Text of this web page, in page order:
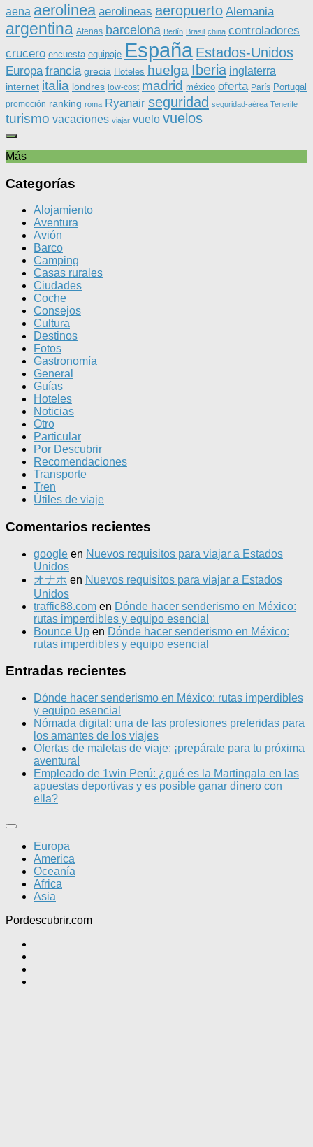
aena aerolinea aerolineas aeropuerto Alemania
argentina Atenas barcelona Berlín Brasil china controladores
crucero encuesta equipaje España Estados-Unidos
Europa francia grecia Hoteles huelga Iberia inglaterra
internet italia londres low-cost madrid méxico oferta París Portugal
promoción ranking roma Ryanair seguridad seguridad-aérea Tenerife
turismo vacaciones viajar vuelo vuelos
Más
Categorías
Alojamiento
Aventura
Avión
Barco
Camping
Casas rurales
Ciudades
Coche
Consejos
Cultura
Destinos
Fotos
Gastronomía
General
Guías
Hoteles
Noticias
Otro
Particular
Por Descubrir
Recomendaciones
Transporte
Tren
Útiles de viaje
Comentarios recientes
google en Nuevos requisitos para viajar a Estados
Unidos
オナホ en Nuevos requisitos para viajar a Estados
Unidos
traffic88.com en Dónde hacer senderismo en México:
rutas imperdibles y equipo esencial
Bounce Up en Dónde hacer senderismo en México:
rutas imperdibles y equipo esencial
Entradas recientes
Dónde hacer senderismo en México: rutas imperdibles
y equipo esencial
Nómada digital: una de las profesiones preferidas para
los amantes de los viajes
Ofertas de maletas de viaje: ¡prepárate para tu próxima
aventura!
Empleado de 1win Perú: ¿qué es la Martingala en las
apuestas deportivas y es posible ganar dinero con
ella?
Europa
America
Oceanía
Africa
Asia
Pordescubrir.com